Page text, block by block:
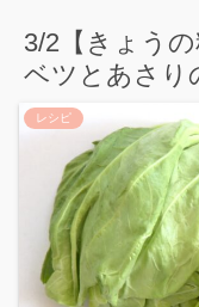
3/2【きょう
ベツとあさり
レシピ